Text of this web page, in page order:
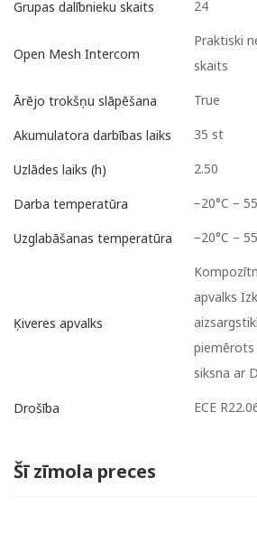
Grupas dalībnieku skaits 24
Open Mesh Intercom
Praktiski
skaits
Ārējo trokšņu slāpēšana True
Akumulatora darbības laiks 35 st
Uzlādes laiks (h) 2.50
Darba temperatūra −20°C –
Uzglabāšanas temperatūra −20°C –
Ķiveres apvalks
apvalks
piemērots
siksna ar
Drošība ECE
Šī zīmola preces